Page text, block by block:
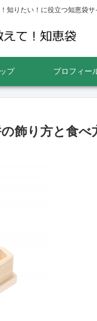
知りたい！に役立つ知恵袋サ
プ プロフィー
飾り方と食べ